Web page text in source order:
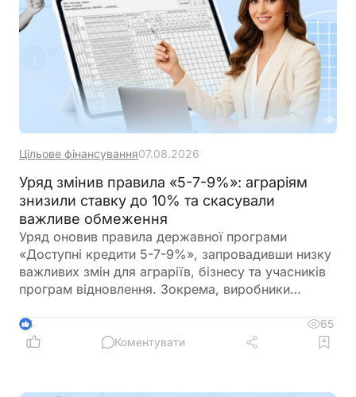
Цільове фінансування07.08.2026
Уряд змінив правила «5-7-9%»: аграріям
знизили ставку до 10% та скасували
важливе обмеження
Уряд оновив правила державної програми
«Доступні кредити 5-7-9%», запровадивши низку
важливих змін для аграріїв, бізнесу та учасників
програм відновлення. Зокрема, виробники
більше можливостей для фінансування
оборотного капіталу за нижчою ставкою, а з 1
4
65
Коментувати